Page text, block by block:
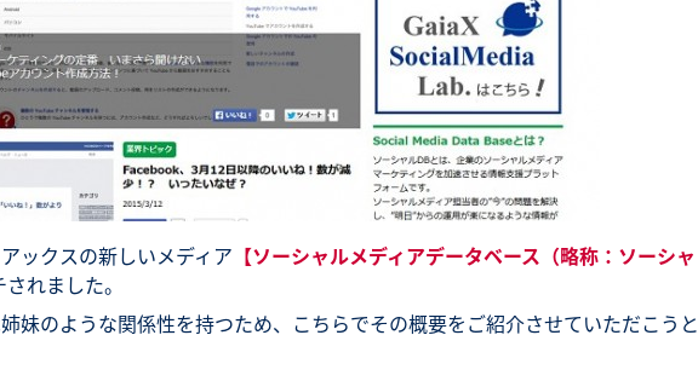
ックスの新しいメディア 【ソーシャルメディアデータベース（略称：ソーシャ
れました。
妹のような関係性を持つため、こちらでその概要をご紹介させていただこうと